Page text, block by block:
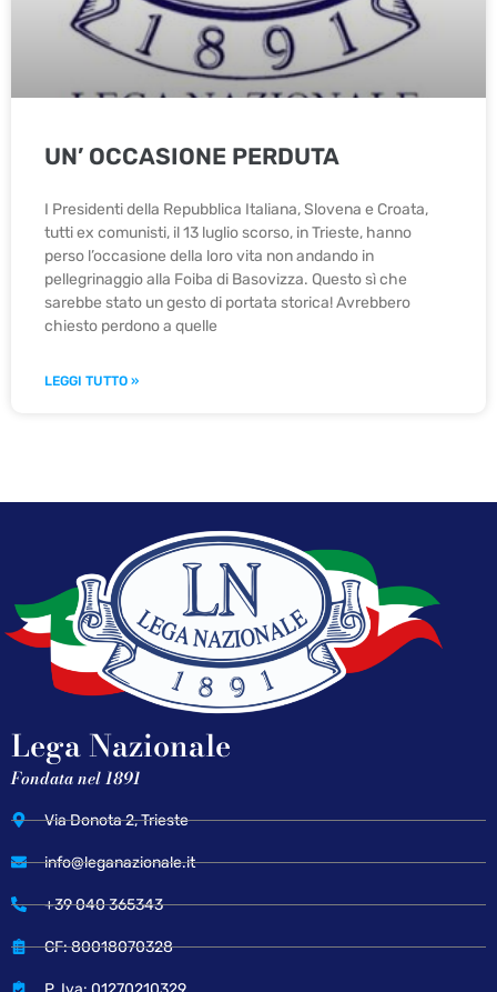
UN’ OCCASIONE PERDUTA
I Presidenti della Repubblica Italiana, Slovena e Croata,
tutti ex comunisti, il 13 luglio scorso, in Trieste, hanno
perso l’occasione della loro vita non andando in
pellegrinaggio alla Foiba di Basovizza. Questo sì che
sarebbe stato un gesto di portata storica! Avrebbero
chiesto perdono a quelle
LEGGI TUTTO »
Lega Nazionale
Fondata nel 1891
Via Donota 2, Trieste
info@leganazionale.it
+39 040 365343
CF: 80018070328